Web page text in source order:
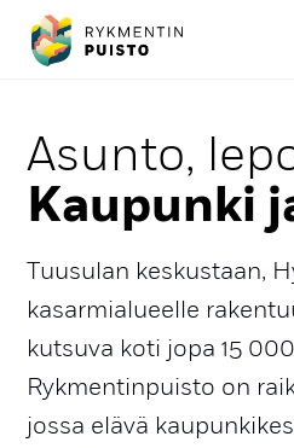
Asun­to,
Kau­pun­ki
Tuusulan keskustaan,
kasarmialueelle
kutsuva koti jopa 15
Rykmentinpuisto on
jossa elävä